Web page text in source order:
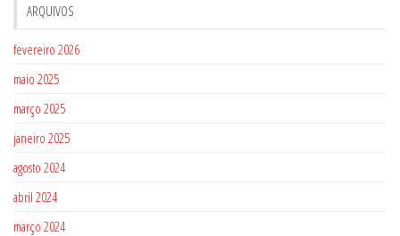
ARQUIVOS
fevereiro 2026
maio 2025
março 2025
janeiro 2025
agosto 2024
abril 2024
março 2024